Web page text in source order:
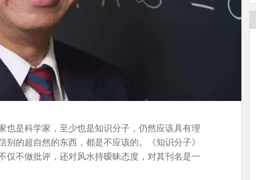
也是科学家，至少也是知识分子，仍然应该具有理
别的超自然的东西，都是不应该的。《知识分子》
仅不做批评，还对风水持暧昧态度，对其刊名是一